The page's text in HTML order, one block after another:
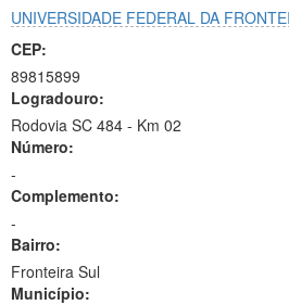
UNIVERSIDADE FEDERAL DA
CEP:
89815899
Logradouro:
Rodovia SC 484 - Km 02
Número:
-
Complemento:
-
Bairro:
Fronteira Sul
Município: